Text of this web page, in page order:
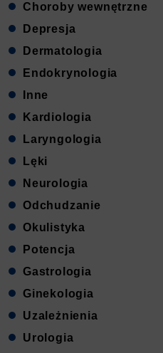
Choroby wewnętrzne
Depresja
Dermatologia
Endokrynologia
Inne
Kardiologia
Laryngologia
Lęki
Neurologia
Odchudzanie
Okulistyka
Potencja
Gastrologia
Ginekologia
Uzależnienia
Urologia